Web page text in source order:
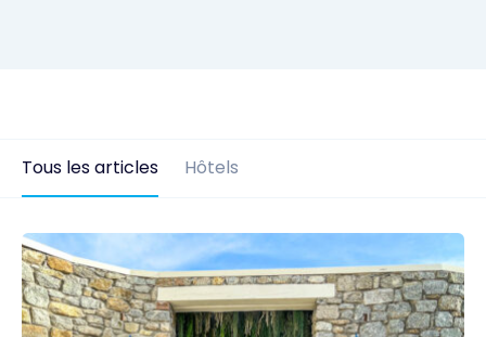
Tous les articles Hôtels